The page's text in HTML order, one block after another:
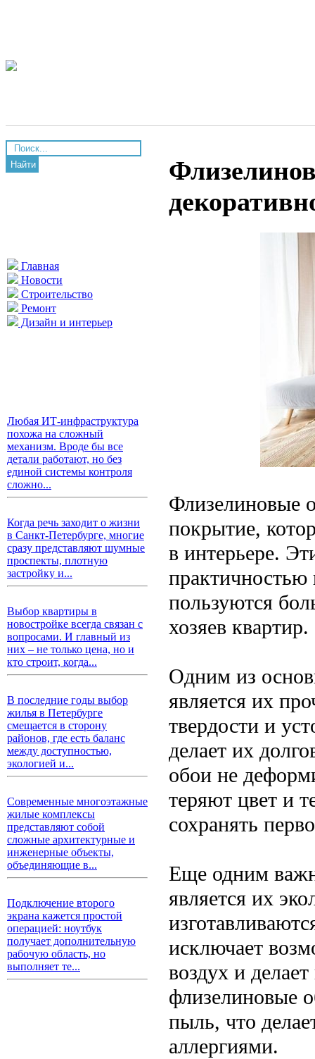
Найти
Главная
Новости
Строительство
Ремонт
Дизайн и интерьер
Любая ИТ-инфраструктура
похожа на сложный
механизм. Вроде бы все
детали работают, но без
единой системы контроля
сложно...
Когда речь заходит о жизни
в Санкт-Петербурге, многие
сразу представляют шумные
проспекты, плотную
застройку и...
Выбор квартиры в
новостройке всегда связан с
вопросами. И главный из
них – не только цена, но и
кто строит, когда...
В последние годы выбор
жилья в Петербурге
смещается в сторону
районов, где есть баланс
между доступностью,
экологией и...
Современные многоэтажные
жилые комплексы
представляют собой
сложные архитектурные и
инженерные объекты,
объединяющие в...
Подключение второго
экрана кажется простой
операцией: ноутбук
получает дополнительную
рабочую область, но
выполняет те...
Флизелиновые
покрытие,
в интерьере.
практичностью
пользуются
хозяев квартир.
Одним из
является их
твердости и
делает их
обои не
теряют цвет и
сохранять
Еще одним
является их
исключает
воздух и
флизелиновые
пыль, что
аллергиями.